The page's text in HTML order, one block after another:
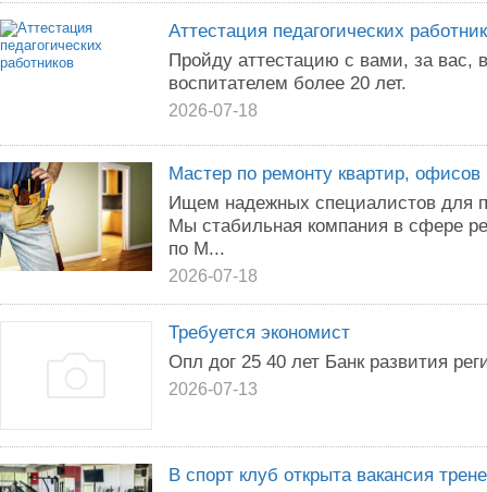
Аттестация педагогических
Пройду аттестацию с вами, за вас,
воспитателем более 20 лет.
2026-07-18
Мастер по ремонту квартир,
Ищем надежных специалистов для
Мы стабильная компания в сфере
по М...
2026-07-18
Требуется экономист
Опл дог 25 40 лет Банк развития
2026-07-13
В спорт клуб открыта вакансия